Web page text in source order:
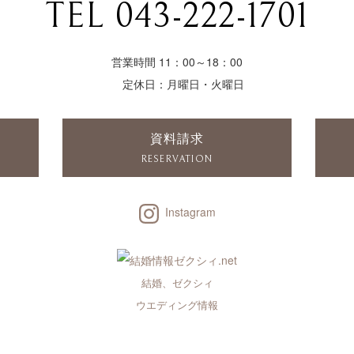
TEL 043-222-1701
営業時間 11：00～18：00
定休日：月曜日・火曜日
資料請求
RESERVATION
Instagram
結婚、ゼクシィ
ウエディング情報